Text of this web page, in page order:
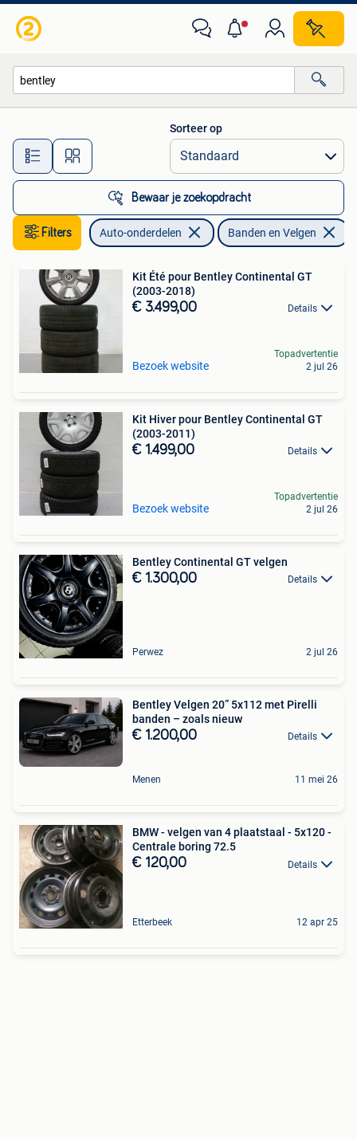
Alle afstanden…
Sorteer op
Bewaar je zoekopdracht
Filters Auto-onderdelen Banden en Velgen
Kit Été pour Bentley Continental GT
(2003-2018)
€ 3.499,00 Details
Bezoek website
Topadvertentie
2 jul 26
Kit Hiver pour Bentley Continental GT
(2003-2011)
€ 1.499,00 Details
Bezoek website
Topadvertentie
2 jul 26
Bentley Continental GT velgen
€ 1.300,00 Details
Perwez 2 jul 26
Bentley Velgen 20” 5x112 met Pirelli
banden – zoals nieuw
€ 1.200,00 Details
Menen 11 mei 26
BMW - velgen van 4 plaatstaal - 5x120 -
Centrale boring 72.5
€ 120,00 Details
Etterbeek 12 apr 25